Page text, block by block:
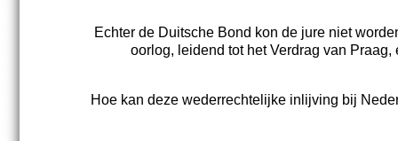
Echter de Duitsche Bond kon de jure niet
oorlog, leidend tot het Verdrag van
Hoe kan deze wederrechtelijke inlijving bij